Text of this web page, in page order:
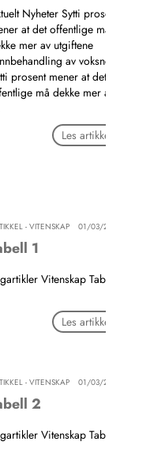
Nyheter Sytti prosent
at det offentlige må
mer av utgiftene
av voksne:
prosent mener at det
må dekke mer av
Les artikkel
- VITENSKAP 01/03/2001
1
Vitenskap Tabell
Les artikkel
- VITENSKAP 01/03/2001
2
Vitenskap Tabell